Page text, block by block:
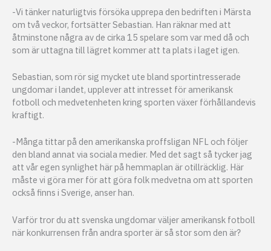
-Vi tänker naturligtvis försöka upprepa den bedriften i Märsta
om två veckor, fortsätter Sebastian. Han räknar med att
åtminstone några av de cirka 15 spelare som var med då och
som är uttagna till lägret kommer att ta plats i laget igen.
Sebastian, som rör sig mycket ute bland sportintresserade
ungdomar i landet, upplever att intresset för amerikansk
fotboll och medvetenheten kring sporten växer förhållandevis
kraftigt.
-Många tittar på den amerikanska proffsligan NFL och följer
den bland annat via sociala medier. Med det sagt så tycker jag
att vår egen synlighet här på hemmaplan är otillräcklig. Här
måste vi göra mer för att göra folk medvetna om att sporten
också finns i Sverige, anser han.
Varför tror du att svenska ungdomar väljer amerikansk fotboll
när konkurrensen från andra sporter är så stor som den är?